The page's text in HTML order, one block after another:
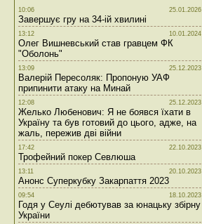
10:06 25.01.2026
Завершує гру на 34-ій хвилині
13:12 10.01.2024
Олег Вишневський став гравцем ФК
"Оболонь"
13:09 25.12.2023
Валерій Пересоляк: Пропоную УАФ
припинити атаку на Минай
12:08 25.12.2023
Желько Любенович: Я не боявся їхати в
Україну та був готовий до цього, адже, на
жаль, пережив дві війни
17:42 22.10.2023
Трофейний покер Севлюша
13:11 20.10.2023
Анонс Суперкубку Закарпаття 2023
09:54 18.10.2023
Годя у Сеулі дебютував за юнацьку збірну
України